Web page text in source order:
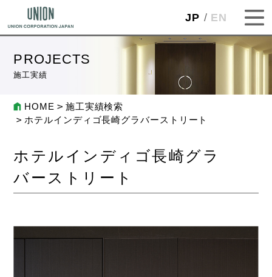
JP EN
PROJECTS
施工実績
HOME
施工実績検索
ホテルインディゴ長崎グラバーストリート
ホテルインディゴ長崎グラ
バーストリート